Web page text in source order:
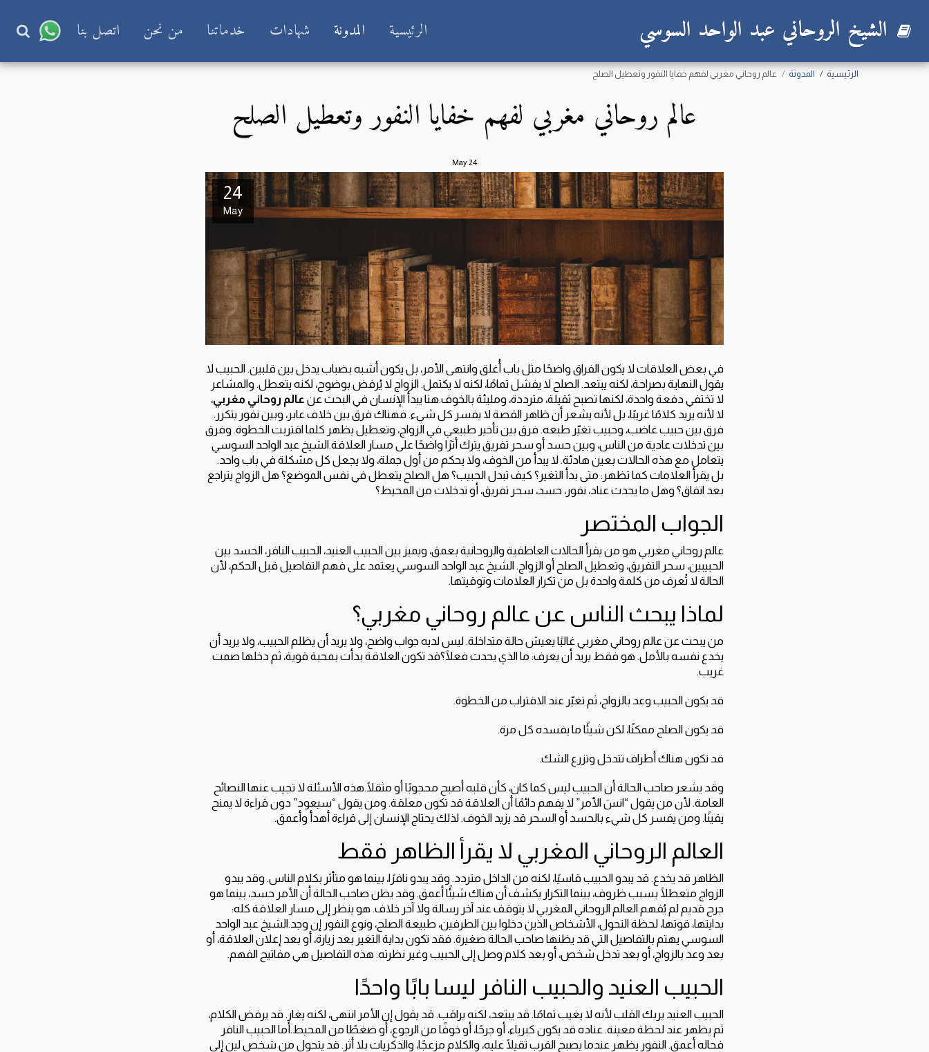
الشيخ الروحاني عبد الواحد السوسي الرئيسية المدونة شهادات خدماتنا من نحن اتصل بنا
الرئيسية المدونة عالم روحاني مغربي لفهم خفايا النفور وتعطيل الصلح
عالم روحاني مغربي لفهم خفايا النفور وتعطيل الصلح
24
May
24
May
في بعض العلاقات لا يكون الفراق واضحًا مثل باب أُغلق وانتهى الأمر، بل يكون أشبه بضباب يدخل بين قلبين. الحبيب لا
يقول النهاية بصراحة، لكنه يبتعد. الصلح لا يفشل تمامًا، لكنه لا يكتمل. الزواج لا يُرفض بوضوح، لكنه يتعطل. والمشاعر
لا تختفي دفعة واحدة، لكنها تصبح ثقيلة، مترددة، ومليئة بالخوف.هنا يبدأ الإنسان في البحث عن عالم روحاني مغربي،
لا لأنه يريد كلامًا غريبًا، بل لأنه يشعر أن ظاهر القصة لا يفسر كل شيء. فهناك فرق بين خلاف عابر، وبين نفور يتكرر.
فرق بين حبيب غاضب، وحبيب تغيّر طبعه. فرق بين تأخير طبيعي في الزواج، وتعطيل يظهر كلما اقتربت الخطوة. وفرق
بين تدخلات عادية من الناس، وبين حسد أو سحر تفريق يترك أثرًا واضحًا على مسار العلاقة.الشيخ عبد الواحد السوسي
يتعامل مع هذه الحالات بعين هادئة. لا يبدأ من الخوف، ولا يحكم من أول جملة، ولا يجعل كل مشكلة في باب واحد.
بل يقرأ العلامات كما تظهر: متى بدأ التغير؟ كيف تبدل الحبيب؟ هل الصلح يتعطل في نفس الموضع؟ هل الزواج يتراجع
بعد اتفاق؟ وهل ما يحدث عناد، نفور، حسد، سحر تفريق، أو تدخلات من المحيط؟
الجواب المختصر
عالم روحاني مغربي هو من يقرأ الحالات العاطفية والروحانية بعمق، ويميز بين الحبيب العنيد، الحبيب النافر، الحسد بين
الحبيبين، سحر التفريق، وتعطيل الصلح أو الزواج. الشيخ عبد الواحد السوسي يعتمد على فهم التفاصيل قبل الحكم، لأن
الحالة لا تُعرف من كلمة واحدة بل من تكرار العلامات وتوقيتها.
لماذا يبحث الناس عن عالم روحاني مغربي؟
من يبحث عن عالم روحاني مغربي غالبًا يعيش حالة متداخلة. ليس لديه جواب واضح، ولا يريد أن يظلم الحبيب، ولا يريد أن
يخدع نفسه بالأمل. هو فقط يريد أن يعرف: ما الذي يحدث فعلًا؟قد تكون العلاقة بدأت بمحبة قوية، ثم دخلها صمت
غريب.
قد يكون الحبيب وعد بالزواج، ثم تغيّر عند الاقتراب من الخطوة.
قد يكون الصلح ممكنًا، لكن شيئًا ما يفسده كل مرة.
قد تكون هناك أطراف تتدخل وتزرع الشك.
وقد يشعر صاحب الحالة أن الحبيب ليس كما كان، كأن قلبه أصبح محجوبًا أو مثقلًا.هذه الأسئلة لا تجيب عنها النصائح
العامة. لأن من يقول “انسَ الأمر” لا يفهم دائمًا أن العلاقة قد تكون معلقة. ومن يقول “سيعود” دون قراءة لا يمنح
يقينًا. ومن يفسر كل شيء بالحسد أو السحر قد يزيد الخوف. لذلك يحتاج الإنسان إلى قراءة أهدأ وأعمق.
العالم الروحاني المغربي لا يقرأ الظاهر فقط
الظاهر قد يخدع. قد يبدو الحبيب قاسيًا، لكنه من الداخل متردد. وقد يبدو نافرًا، بينما هو متأثر بكلام الناس. وقد يبدو
الزواج متعطلًا بسبب ظروف، بينما التكرار يكشف أن هناك شيئًا أعمق. وقد يظن صاحب الحالة أن الأمر حسد، بينما هو
جرح قديم لم يُفهم.العالم الروحاني المغربي لا يتوقف عند آخر رسالة ولا آخر خلاف. هو ينظر إلى مسار العلاقة كله:
بدايتها، قوتها، لحظة التحول، الأشخاص الذين دخلوا بين الطرفين، طبيعة الصلح، ونوع النفور إن وجد.الشيخ عبد الواحد
السوسي يهتم بالتفاصيل التي قد يظنها صاحب الحالة صغيرة. فقد تكون بداية التغير بعد زيارة، أو بعد إعلان العلاقة، أو
بعد وعد بالزواج، أو بعد تدخل شخص، أو بعد كلام وصل إلى الحبيب وغير نظرته. هذه التفاصيل هي مفاتيح الفهم.
الحبيب العنيد والحبيب النافر ليسا بابًا واحدًا
الحبيب العنيد يربك القلب لأنه لا يغيب تمامًا. قد يبتعد، لكنه يراقب. قد يقول إن الأمر انتهى، لكنه يغار. قد يرفض الكلام،
ثم يظهر عند لحظة معينة. عناده قد يكون كبرياء، أو جرحًا، أو خوفًا من الرجوع، أو ضغطًا من المحيط.أما الحبيب النافر
فحاله أعمق. النفور يظهر عندما يصبح القرب ثقيلًا عليه، والكلام مزعجًا، والذكريات بلا أثر. قد يتحول من شخص لين إلى